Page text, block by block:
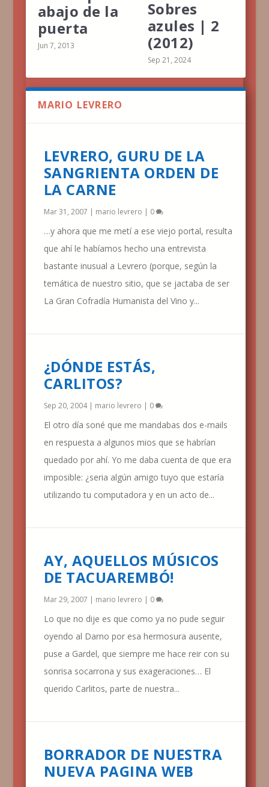
abajo de la
puerta
Jun 7, 2013
Sobres
azules | 2
(2012)
Sep 21, 2024
MARIO LEVRERO
LEVRERO, GURU DE LA
SANGRIENTA ORDEN DE
LA CARNE
Mar 31, 2007 | mario levrero | 0
…y ahora que me metí a ese viejo portal, resulta
que ahí le habíamos hecho una entrevista
bastante inusual a Levrero (porque, según la
temática de nuestro sitio, que se jactaba de ser
La Gran Cofradía Humanista del Vino y...
¿DÓNDE ESTÁS,
CARLITOS?
Sep 20, 2004| mario levrero | 0
El otro día soné que me mandabas dos e-mails
en respuesta a algunos mios que se habrían
quedado por ahí. Yo me daba cuenta de que era
imposible: ¿seria algún amigo tuyo que estaría
utilizando tu computadora y en un acto de...
AY, AQUELLOS MÚSICOS
DE TACUAREMBÓ!
Mar 29, 2007 | mario levrero | 0
Lo que no dije es que como ya no pude seguir
oyendo al Darno por esa hermosura ausente,
puse a Gardel, que siempre me hace reir con su
sonrisa socarrona y sus exageraciones… El
querido Carlitos, parte de nuestra...
BORRADOR DE NUESTRA
NUEVA PAGINA WEB